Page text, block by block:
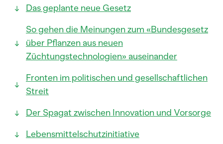
Das geplante neue Gesetz
So gehen die Meinungen zum «Bundesgesetz
über Pflanzen aus neuen
Züchtungstechnologien» auseinander
Fronten im politischen und gesellschaftlichen
Streit
Der Spagat zwischen Innovation und Vorsorge
Lebensmittelschutzinitiative